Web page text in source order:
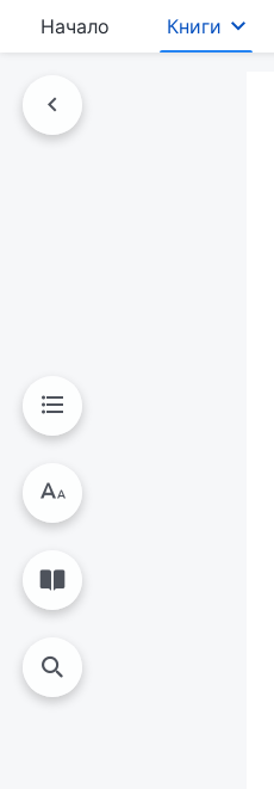
Начало Книги